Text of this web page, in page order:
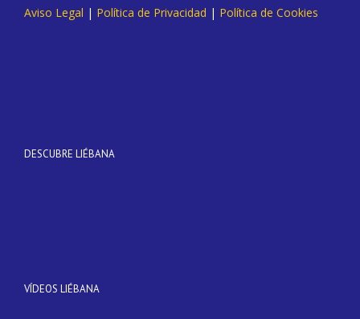
Aviso Legal | Política de Privacidad | Política de Cookies
DESCUBRE LIÉBANA
VÍDEOS LIÉBANA